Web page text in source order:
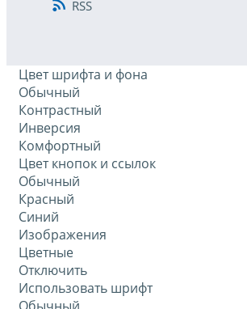
RSS
Цвет шрифта и фона
Обычный
Контрастный
Инверсия
Комфортный
Цвет кнопок и ссылок
Обычный
Красный
Синий
Изображения
Цветные
Отключить
Использовать шрифт